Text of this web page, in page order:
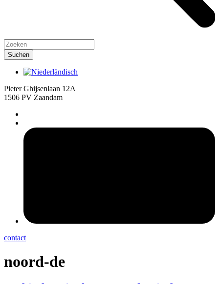
Pieter Ghijsenlaan 12A
1506 PV Zaandam
contact
noord-de